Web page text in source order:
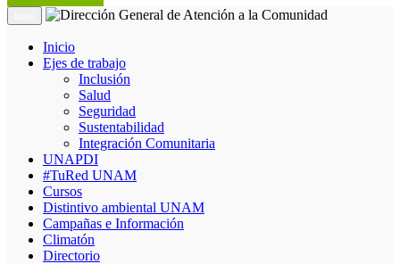
Inicio
Ejes de trabajo
Inclusión
Salud
Seguridad
Sustentabilidad
Integración Comunitaria
UNAPDI
#TuRed UNAM
Cursos
Distintivo ambiental UNAM
Campañas e Información
Climatón
Directorio